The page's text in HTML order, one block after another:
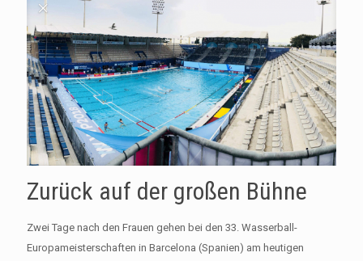
Zurück auf der großen Bühne
Zwei Tage nach den Frauen gehen bei den 33. Wasserball-
Europameisterschaften in Barcelona (Spanien) am heutigen